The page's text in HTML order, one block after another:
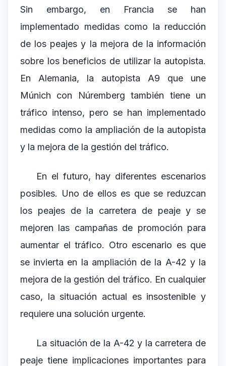
Sin embargo, en Francia se han
implementado medidas como la reducción
de los peajes y la mejora de la información
sobre los beneficios de utilizar la autopista.
En Alemania, la autopista A9 que une
Múnich con Núremberg también tiene un
tráfico intenso, pero se han implementado
medidas como la ampliación de la autopista
y la mejora de la gestión del tráfico.
En el futuro, hay diferentes escenarios
posibles. Uno de ellos es que se reduzcan
los peajes de la carretera de peaje y se
mejoren las campañas de promoción para
aumentar el tráfico. Otro escenario es que
se invierta en la ampliación de la A-42 y la
mejora de la gestión del tráfico. En cualquier
caso, la situación actual es insostenible y
requiere una solución urgente.
La situación de la A-42 y la carretera de
peaje tiene implicaciones importantes para